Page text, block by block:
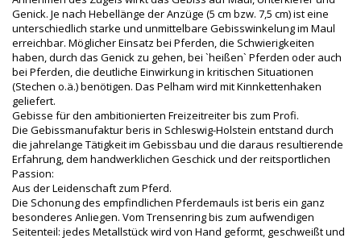
Genick. Je nach Hebellänge der Anzüge (5 cm bzw. 7,5 cm) ist eine
unterschiedlich starke und unmittelbare Gebisswinkelung im Maul
erreichbar. Möglicher Einsatz bei Pferden, die Schwierigkeiten
haben, durch das Genick zu gehen, bei `heißen` Pferden oder auch
bei Pferden, die deutliche Einwirkung in kritischen Situationen
(Stechen o.ä.) benötigen. Das Pelham wird mit Kinnkettenhaken
geliefert.
Gebisse für den ambitionierten Freizeitreiter bis zum Profi.
Die Gebissmanufaktur beris in Schleswig-Holstein entstand durch
die jahrelange Tätigkeit im Gebissbau und die daraus resultierende
Erfahrung, dem handwerklichen Geschick und der reitsportlichen
Passion:
Aus der Leidenschaft zum Pferd.
Die Schonung des empfindlichen Pferdemauls ist beris ein ganz
besonderes Anliegen. Vom Trensenring bis zum aufwendigen
Seitenteil: jedes Metallstück wird von Hand geformt, geschweißt und